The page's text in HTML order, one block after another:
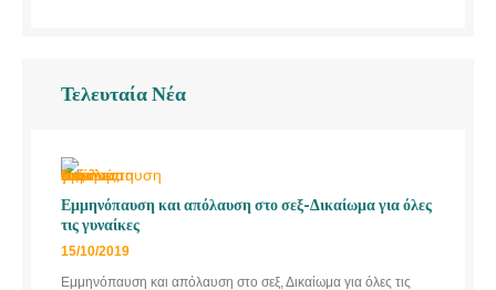
Τελευταία Νέα
Εμμηνόπαυση και απόλαυση στο σεξ-Δικαίωμα για όλες
τις γυναίκες
15/10/2019
Εμμηνόπαυση και απόλαυση στο σεξ, Δικαίωμα για όλες τις